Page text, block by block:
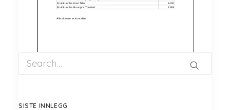
SISTE INNLEGG